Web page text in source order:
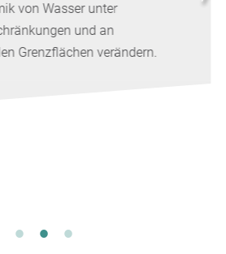
Oskar Sachnik, ehemaliger Doktorand
Planck-Institut für Polymerforschung
Arbeitskreis von Prof. Paul Blom, hat